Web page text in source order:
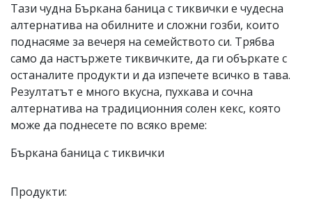
редактор:
Иван
Колев,
office@flagman.bg
Коментарите
статиите
въвеждат
Тази чудна Бъркана баница с тиквички е чудесна
алтернатива на обилните и сложни гозби, които
поднасяме за вечеря на семейството си. Трябва
само да настържете тиквичките, да ги объркате с
останалите продукти и да изпечете всичко в тава.
Резултатът е много вкусна, пухкава и сочна
алтернатива на традиционния солен кекс, която
може да поднесете по всяко време:
Бъркана баница с тиквички
Продукти: